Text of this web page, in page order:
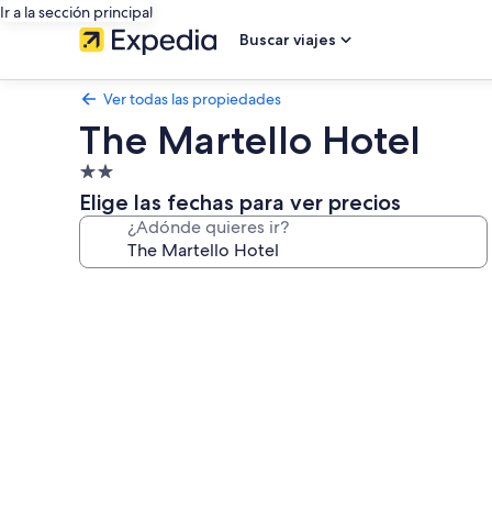
Ir a la sección principal
Buscar viajes
Ver todas las propiedades
The Martello Hotel
Propiedad
de
2.0
estrellas
Elige las fechas para ver precios
¿Adónde quieres ir?